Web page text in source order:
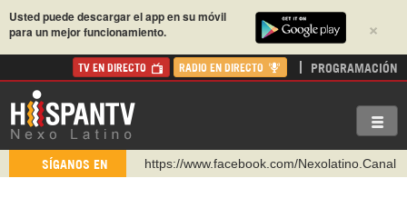
×
Usted puede descargar el app en su móvil
para un mejor funcionamiento.
TV EN DIRECTO RADIO EN DIRECTO PROGRAMACIÓN
SÍGANOS EN
https://www.facebook.com/Nexolatino.Canal